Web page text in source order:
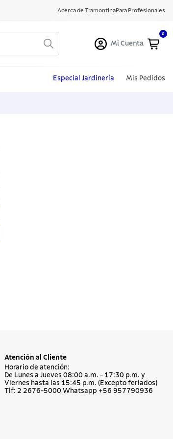
Acerca de TramontinaPara Profesionales
Mi Cuenta
0
Especial Jardinería Mis Pedidos
Atención al Cliente
Horario de atención:
De Lunes a Jueves 08:00 a.m. - 17:30 p.m. y
Viernes hasta las 15:45 p.m. (Excepto feriados)
Tlf: 2 2676-5000 Whatsapp +56 957790936